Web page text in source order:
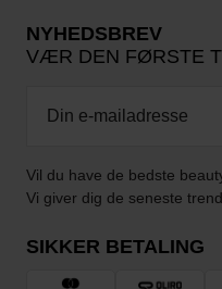
NYHEDSBREV
VÆR DEN FØRSTE
Vil du have de bedste
Vi giver dig de seneste
SIKKER BETALING